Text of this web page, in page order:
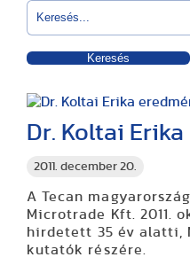
Keresés
2011. december 20.
Dr. Koltai
A Tecan
Microtrade Kft. 2011.
hirdetett 35 év alatti,
kutatók részére.